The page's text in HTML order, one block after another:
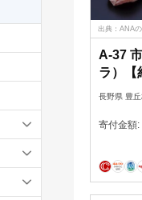
出典：ANA
A-37
ラ）
月発送
長野県 豊
寄付金額: